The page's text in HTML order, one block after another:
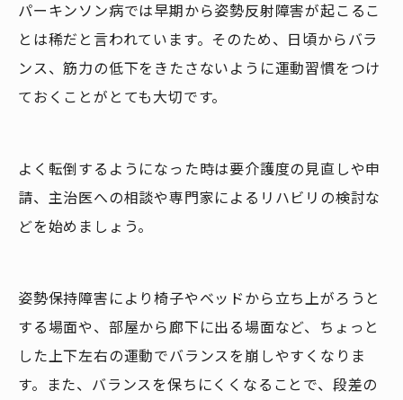
パーキンソン病では早期から姿勢反射障害が起こるこ
とは稀だと言われています。そのため、日頃からバラ
ンス、筋力の低下をきたさないように運動習慣をつけ
ておくことがとても大切です。
よく転倒するようになった時は要介護度の見直しや申
請、主治医への相談や専門家によるリハビリの検討な
どを始めましょう。
姿勢保持障害により椅子やベッドから立ち上がろうと
する場面や、部屋から廊下に出る場面など、ちょっと
した上下左右の運動でバランスを崩しやすくなりま
す。また、バランスを保ちにくくなることで、段差の